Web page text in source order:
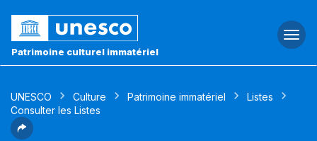
Patrimoine culturel immatériel
UNESCO Culture Patrimoine immatériel
Listes
Consulter les Listes